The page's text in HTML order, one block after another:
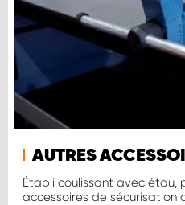
AUTRES
Établi coulissant avec étau,
accessoires de sécurisation